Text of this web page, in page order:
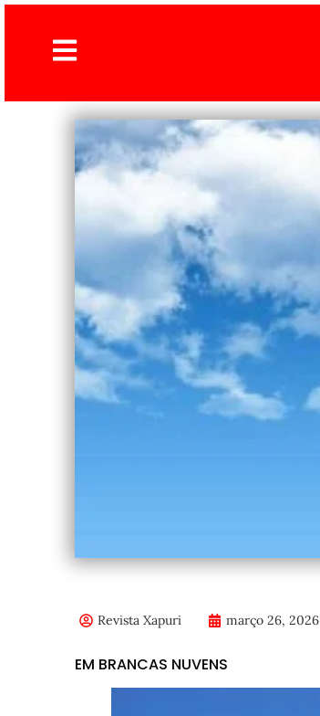
Revista Xapuri março 26, 2026
EM BRANCAS NUVENS